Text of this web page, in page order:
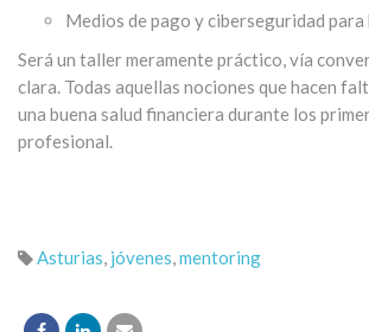
Medios de pago y ciberseguridad para
Será un taller meramente práctico, vía
clara. Todas aquellas nociones que hacen
una buena salud financiera durante los
profesional.
Asturias, jóvenes,mentoring